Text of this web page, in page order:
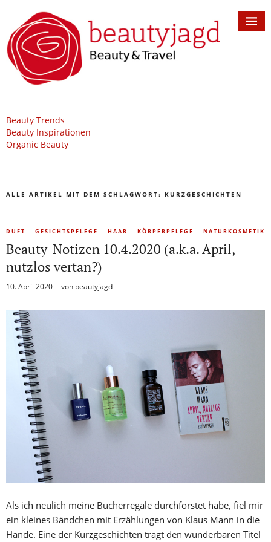
Beauty Trends
Beauty Inspirationen
Organic Beauty
ALLE ARTIKEL MIT DEM SCHLAGWORT: KURZGESCHICHTEN
DUFT GESICHTSPFLEGE HAAR KÖRPERPFLEGE NATURKOSMETIK
Beauty-Notizen 10.4.2020 (a.k.a. April,
nutzlos vertan?)
10. April 2020 von beautyjagd
Als ich neulich meine Bücherregale durchforstet habe, fiel mir
ein kleines Bändchen mit Erzählungen von Klaus Mann in die
Hände. Eine der Kurzgeschichten trägt den wunderbaren Titel